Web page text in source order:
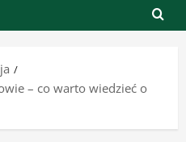
– co warto wiedzieć o